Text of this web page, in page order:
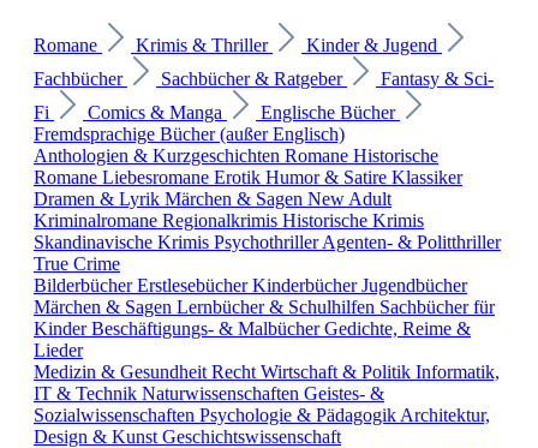
Romane Krimis & Thriller
Kinder & Jugend
Fachbücher
Sachbücher & Ratgeber
Fantasy & Sci-
Fi
Comics & Manga
Englische Bücher
Fremdsprachige Bücher (außer Englisch)
Anthologien & Kurzgeschichten Romane Historische
Romane Liebesromane Erotik Humor & Satire Klassiker
Dramen & Lyrik Märchen & Sagen New Adult
Kriminalromane Regionalkrimis Historische Krimis
Skandinavische Krimis PsychothrillerAgenten- & Politthriller
True Crime
BilderbücherErstlesebücherKinderbücherJugendbücher
Märchen & Sagen Lernbücher & Schulhilfen Sachbücher für
KinderBeschäftigungs- & MalbücherGedichte, Reime &
Lieder
Medizin & Gesundheit Recht Wirtschaft & Politik Informatik,
IT & Technik Naturwissenschaften Geistes- &
Sozialwissenschaften Psychologie & Pädagogik Architektur,
Design & Kunst Geschichtswissenschaft